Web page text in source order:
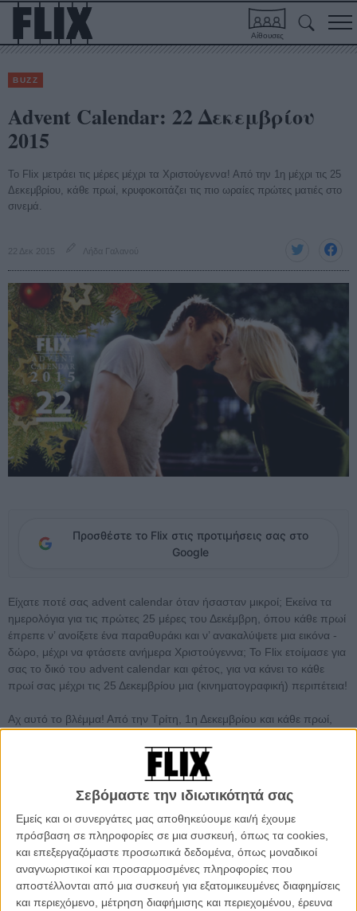
Σεβόμαστε την ιδιωτικότητά σας
Εμείς και οι συνεργάτες μας αποθηκεύουμε και/ή έχουμε
πρόσβαση σε πληροφορίες σε μια συσκευή, όπως τα cookies,
και επεξεργαζόμαστε προσωπικά δεδομένα, όπως μοναδικοί
αναγνωριστικοί και προσαρμοσμένες πληροφορίες που
αποστέλλονται από μια συσκευή για εξατομικευμένες διαφημίσεις
και περιεχόμενο, μέτρηση διαφήμισης και περιεχομένου, έρευνα
Αίθουσες
BUZZ
Advent Calendar: 22 Δεκεμβρίου
2015
Το Flix μετράει τις μέρες μέχρι τα Χριστούγεννα! Από την 1η μέχρι τις 25
Δεκεμβρίου, κάθε πρωί, κρυφοκοιτάζει τις πιο ωραίες πρώτες ματιές στο
σινεμά.
22 Δεκ 2015 Λήδα Γαλανού
Προσθέστε το Flix στις προτιμήσεις σας στο
Google
Είχατε ποτέ σας advent calendar όταν ήσασταν μικροί; Εκείνα τα
ημερολόγια για τις πρώτες 25 μέρες του Δεκέμβρη, όπου κάθε πρωί
έπρεπε ν’ ανοίξετε ένα παραθυράκι και ν’ ανακαλύψετε μια εικόνα -
δώρο, μέχρι να φτάσετε ανήμερα Χριστούγεννα; Το Flix ετοίμασε για
σας το δικό του advent calendar και φέτος, για να κάνει το κάθε
πρωί σας μέχρι τις 25 Δεκεμβρίου μια (κινηματογραφική) περιπέτεια!
Αχ αυτό το βλέμμα! Από την Τρίτη, 1η Δεκεμβρίου και κάθε πρωί,
ματιές στο σινεμά: την πρώτη φορά που δυο μάτια είδαν κάτι που
θα τους άλλαζε τη ζωή (ή, έστω, θα μάς άλλαζε δυο ώρες από τη
καρδιοχτύπι, γέλιο, αναστάτωση. Επειδή οι μέρες που ζούμε δε μάς
κάνουν απαραίτητα να ατενίζουμε το μέλλον με ενθουσιασμό,
κερδίζουμε ενέργεια από τα ωραιότερα πρώτα βλέμματα της
οθόνης. Για 25 μέρες, το Flix σάς κοιτάζει κατάματα και σάς φτιάχνει
το κέφι, για να λέμε καλημέρα ως τα Χριστούγεννα!
Η ταινία-«Μεγάλες Προσδοκίες» του Αλφόνσο Κουαρόν, 1998